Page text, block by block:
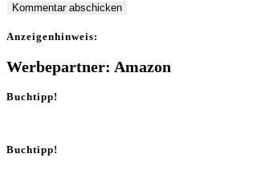
Anzei­gen­hin­weis:
Werbepartner: Amazon
Buchtipp!
Buchtipp!